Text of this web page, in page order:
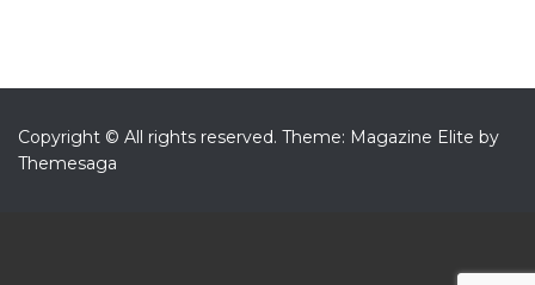
Copyright © All rights reserved. Theme: Magazine Elite by
Themesaga